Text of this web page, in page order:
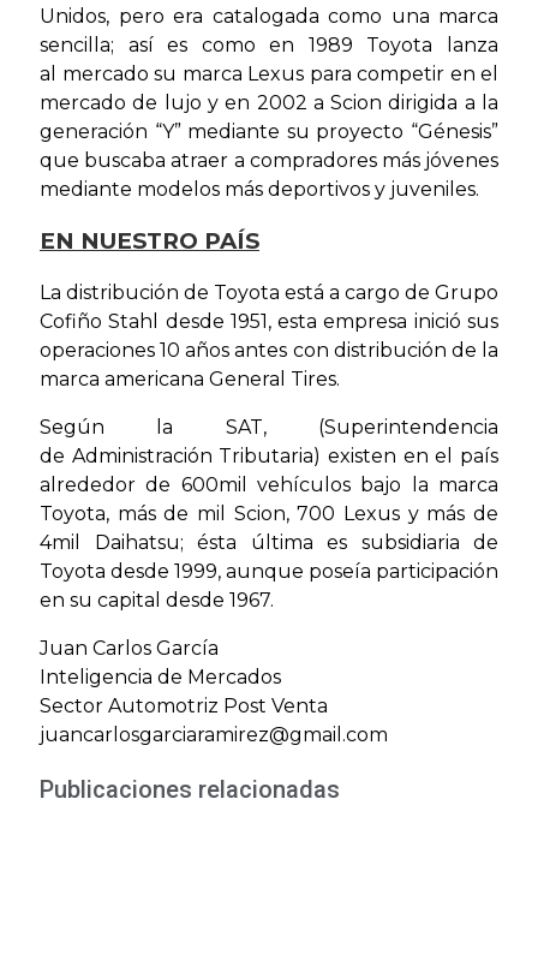
Unidos, pero era catalogada como una marca
sencilla; así es como en 1989 Toyota lanza
al mercado su marca Lexus para competir en el
mercado de lujo y en 2002 a Scion dirigida a la
generación “Y” mediante su proyecto “Génesis”
que buscaba atraer a compradores más jóvenes
mediante modelos más deportivos y juveniles.
EN NUESTRO PAÍS
La distribución de Toyota está a cargo de Grupo
Cofiño Stahl desde 1951, esta empresa inició sus
operaciones 10 años antes con distribución de la
marca americana General Tires.
Según la SAT, (Superintendencia
de Administración Tributaria) existen en el país
alrededor de 600mil vehículos bajo la marca
Toyota, más de mil Scion, 700 Lexus y más de
4mil Daihatsu; ésta última es subsidiaria de
Toyota desde 1999, aunque poseía participación
en su capital desde 1967.
Juan Carlos García
Inteligencia de Mercados
Sector Automotriz Post Venta
juancarlosgarciaramirez@gmail.com
Publicaciones relacionadas